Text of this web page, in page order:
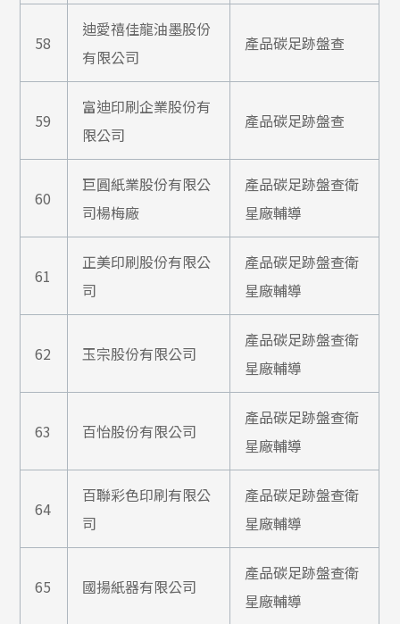
58
迪愛禧佳龍油墨股份
有限公司
產品碳足跡盤查
59
富迪印刷企業股份有
限公司
產品碳足跡盤查
60
巨圓紙業股份有限公
司楊梅廠
產品碳足跡盤查衛
星廠輔導
61
正美印刷股份有限公
司
產品碳足跡盤查衛
星廠輔導
62 玉宗股份有限公司
產品碳足跡盤查衛
星廠輔導
63 百怡股份有限公司
產品碳足跡盤查衛
星廠輔導
64
百聯彩色印刷有限公
司
產品碳足跡盤查衛
星廠輔導
65 國揚紙器有限公司
產品碳足跡盤查衛
星廠輔導